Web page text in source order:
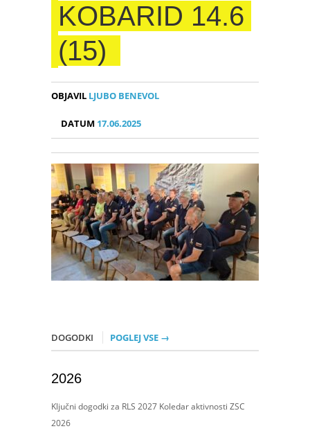
KOBARID 14.6
(15)
OBJAVIL LJUBO BENEVOL
DATUM 17.06.2025
DOGODKI POGLEJ VSE →
2026
Ključni dogodki za RLS 2027 Koledar aktivnosti ZSC
2026